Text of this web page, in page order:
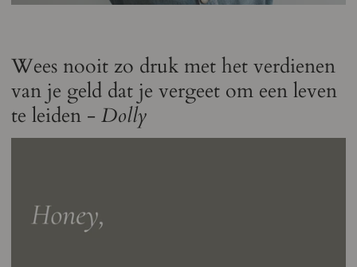
Wees nooit zo druk met het verdienen
van je geld dat je vergeet om een ​​leven
te leiden -Dolly